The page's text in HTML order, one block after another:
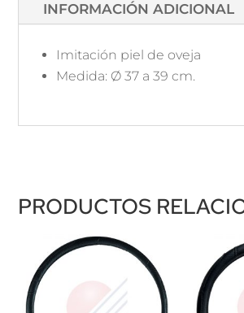
INFORMACIÓN ADICIONAL
Imitación piel de oveja
Medida: Ø 37 a 39 cm.
PRODUCTOS